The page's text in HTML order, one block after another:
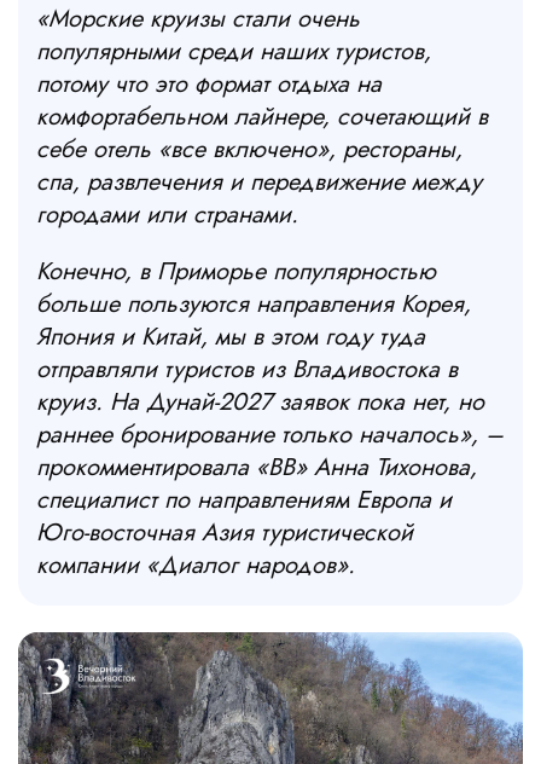
«Морские круизы стали очень
популярными среди наших туристов,
потому что это формат отдыха на
комфортабельном лайнере, сочетающий в
себе отель «все включено», рестораны,
спа, развлечения и передвижение между
городами или странами.
Конечно, в Приморье популярностью
больше пользуются направления Корея,
Япония и Китай, мы в этом году туда
отправляли туристов из Владивостока в
круиз. На Дунай-2027 заявок пока нет, но
раннее бронирование только началось», –
прокомментировала «ВВ» Анна Тихонова,
специалист по направлениям Европа и
Юго-восточная Азия туристической
компании «Диалог народов».